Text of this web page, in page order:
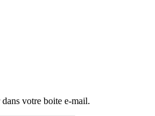
votre boite e-mail.